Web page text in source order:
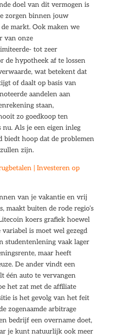
doel van dit vermogen is
zorgen binnen jouw
markt. Ook maken we
van onze
tot zeer
de hypotheek af te lossen
wat betekent dat
of daalt op basis van
aandelen aan
staan,
zo goedkoop ten
Als je een eigen inleg
biedt hoop dat de problemen
zijn.
| Investeren op
van je vakantie en vrij
maakt buiten de rode regio’s
koers grafiek hoewel
is moet wel gezegd
studentenlening vaak lager
maar heeft
De ander vindt een
één auto te vervangen
het zat met de affiliate
is het gevolg van het feit
zogenaamde arbitrage
bedrijf een overname doet,
je kunt natuurlijk ook meer